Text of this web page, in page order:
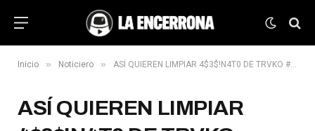
Inicio » Noticiero » ASÍ QUIEREN LIMPIAR 4$3$!N4T0 DE TRVKO #LaEncerrona #shorts
ASÍ QUIEREN LIMPIAR